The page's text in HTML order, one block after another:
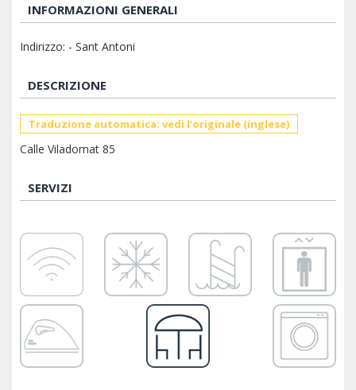
INFORMAZIONI GENERALI
Indirizzo: - Sant Antoni
DESCRIZIONE
Traduzione automatica: vedi l'originale (inglese)
Calle Viladomat 85
SERVIZI